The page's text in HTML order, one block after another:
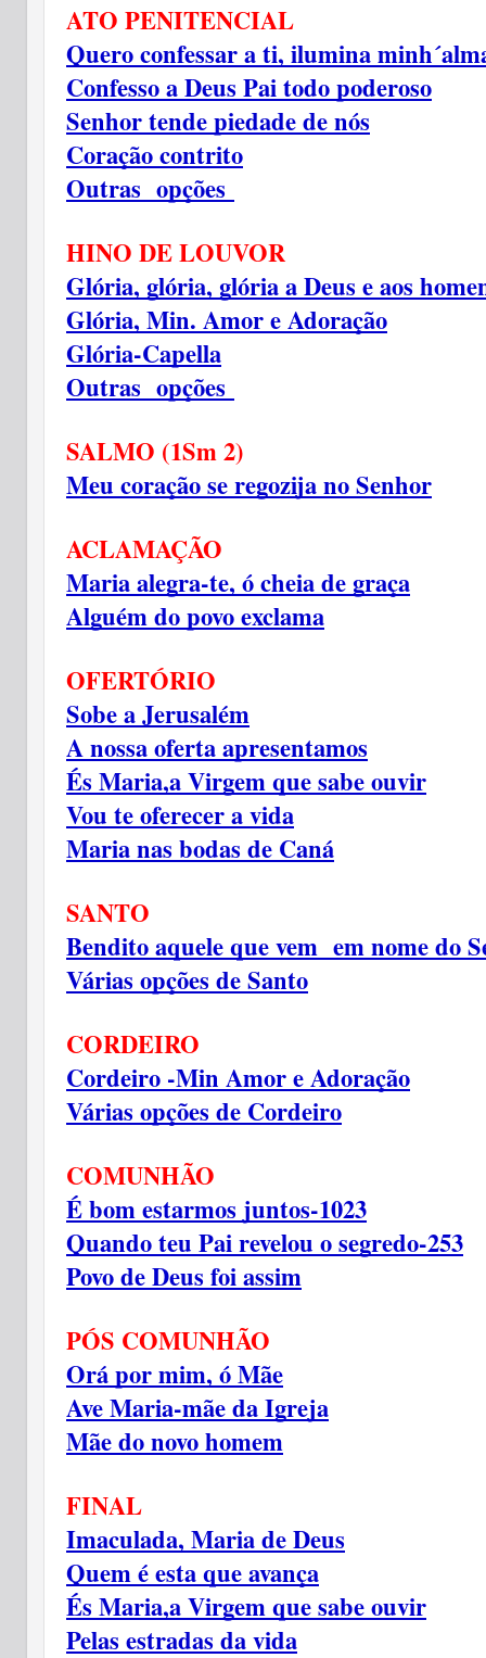
ATO PENITENCIAL
Quero confessar a ti, ilumina
Confesso a Deus Pai todo poderoso
Senhor tende piedade de nós
Coração contrito
Outras  opções
HINO DE LOUVOR
Glória, glória, glória a Deus e aos
Glória, Min. Amor e Adoração
Glória-Capella
Outras  opções
SALMO (1Sm 2)
Meu coração se regozija no Senhor
ACLAMAÇÃO
Maria alegra-te, ó cheia de graça
Alguém do povo exclama
OFERTÓRIO
Sobe a Jerusalém
A nossa oferta apresentamos
És Maria,a Virgem que sabe ouvir
Vou te oferecer a vida
Maria nas bodas de Caná
SANTO
Bendito aquele que vem  em nome do
Várias opções de Santo
CORDEIRO
Cordeiro -Min Amor e Adoração
Várias opções de Cordeiro
COMUNHÃO
É bom estarmos juntos-1023
Quando teu Pai revelou o segredo-253
Povo de Deus foi assim
PÓS COMUNHÃO
Orá por mim, ó Mãe
Ave Maria-mãe da Igreja
Mãe do novo homem
FINAL
Imaculada, Maria de Deus
Quem é esta que avança
És Maria,a Virgem que sabe ouvir
Pelas estradas da vida